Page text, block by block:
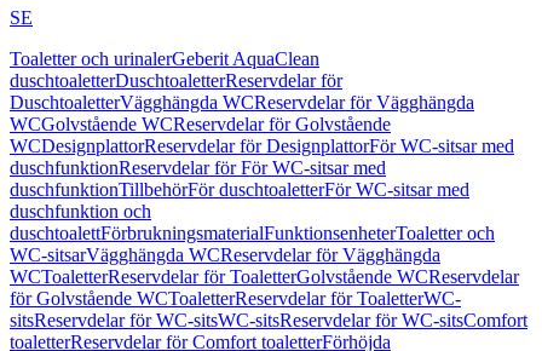
SE
Toaletter och urinalerGeberit AquaClean
duschtoaletterDuschtoaletterReservdelar för
DuschtoaletterVägghängda WCReservdelar för Vägghängda
WCGolvstående WCReservdelar för Golvstående
WCDesignplattorReservdelar för DesignplattorFör WC-sitsar med
duschfunktionReservdelar för För WC-sitsar med
duschfunktionTillbehörFör duschtoaletterFör WC-sitsar med
duschfunktion och
duschtoalettFörbrukningsmaterialFunktionsenheterToaletter och
WC-sitsarVägghängda WCReservdelar för Vägghängda
WCToaletterReservdelar för ToaletterGolvstående WCReservdelar
för Golvstående WCToaletterReservdelar för ToaletterWC-
sitsReservdelar för WC-sitsWC-sitsReservdelar för WC-sitsComfort
toaletterReservdelar för Comfort toaletterFörhöjda